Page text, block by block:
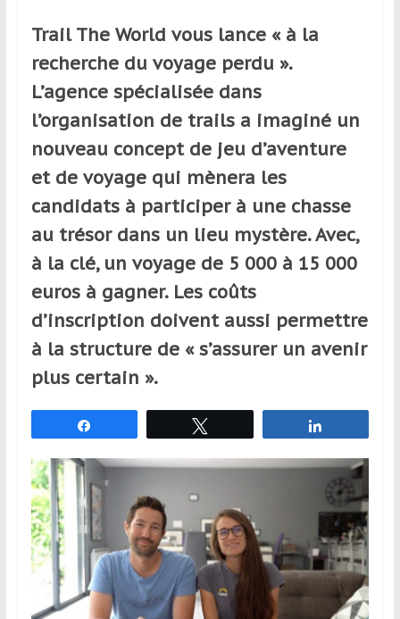
ou
simples
spectateurs
de
sport,
déplacent
en
l’étranger
pour
assouvir
leur
passion,
en
profitant
de
découverte
culturelle
d’un
pays
d’une
Trail The World vous lance « à la
recherche du voyage perdu ».
L’agence spécialisée dans
l’organisation de trails a imaginé un
nouveau concept de jeu d’aventure
et de voyage qui mènera les
candidats à participer à une chasse
au trésor dans un lieu mystère. Avec,
à la clé, un voyage de 5 000 à 15 000
euros à gagner. Les coûts
d’inscription doivent aussi permettre
à la structure de « s’assurer un avenir
plus certain ».